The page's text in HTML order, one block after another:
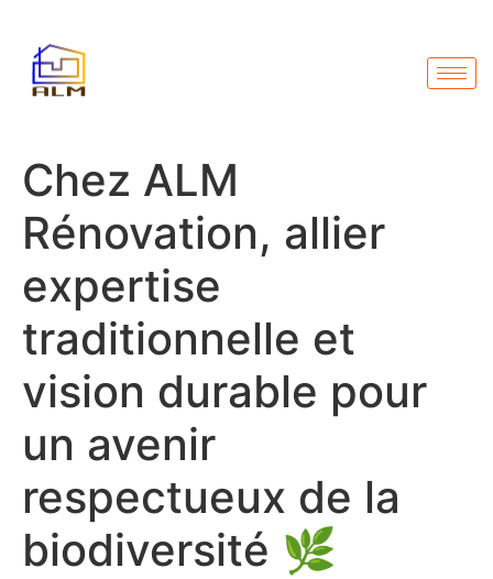
Chez ALM
Rénovation, allier
expertise
traditionnelle et
vision durable pour
un avenir
respectueux de la
biodiversité 🌿